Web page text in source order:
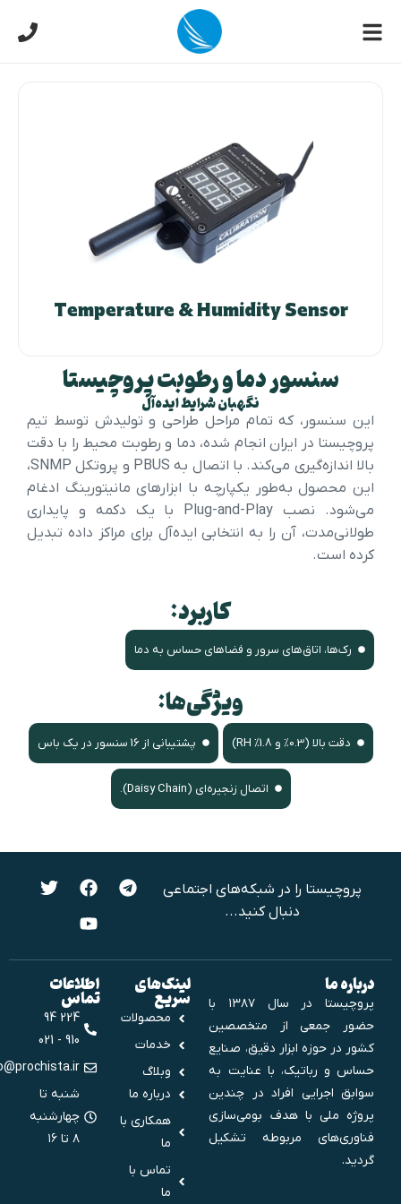
Temperature & Humidity Sensor
سنسور دما و رطوبت پروچیستا
نگهبان شرایط ایده‌آل
این سنسور، که تمام مراحل طراحی و تولیدش توسط تیم
پروچیستا در ایران انجام شده، دما و رطوبت محیط را با دقت
بالا اندازه‌گیری می‌کند. با اتصال به PBUS و پروتکل SNMP،
این محصول به‌طور یکپارچه با ابزارهای مانیتورینگ ادغام
می‌شود. نصب Plug-and-Play با یک دکمه و پایداری
طولانی‌مدت، آن را به انتخابی ایده‌آل برای مراکز داده تبدیل
کرده است.
ویژگی‌ها:
دقت بالا (0.3% و 1.8% RH) پشتیبانی از 16 سنسور در یک باس
اتصال زنجیره‌ای (Daisy Chain).
کاربرد:
رک‌ها، اتاق‌های سرور و فضاهای حساس به دما
پروچیستا را در شبکه‌های اجتماعی
دنبال کنید...
درباره ما
پروچیستا در سال ۱۳۸۷ با
حضور جمعی از متخصصین
کشور در حوزه ابزار دقیق، صنایع
حساس و رباتیک، با عنایت به
سوابق اجرایی افراد در چندین
پروژه ملی‌ با هدف بومی‌سازی
فناوری‌های مربوطه تشکیل
گردید.
لینک‌های
سریع
محصولات
خدمات
وبلاگ
درباره ما
همکاری با
تماس با
اطلاعات
تماس
224 94
910 - 021
info@prochista.ir
شنبه تا
چهارشنبه